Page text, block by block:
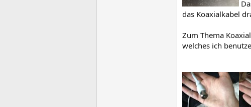
das Koaxialkabel
Zum Thema
welches ich